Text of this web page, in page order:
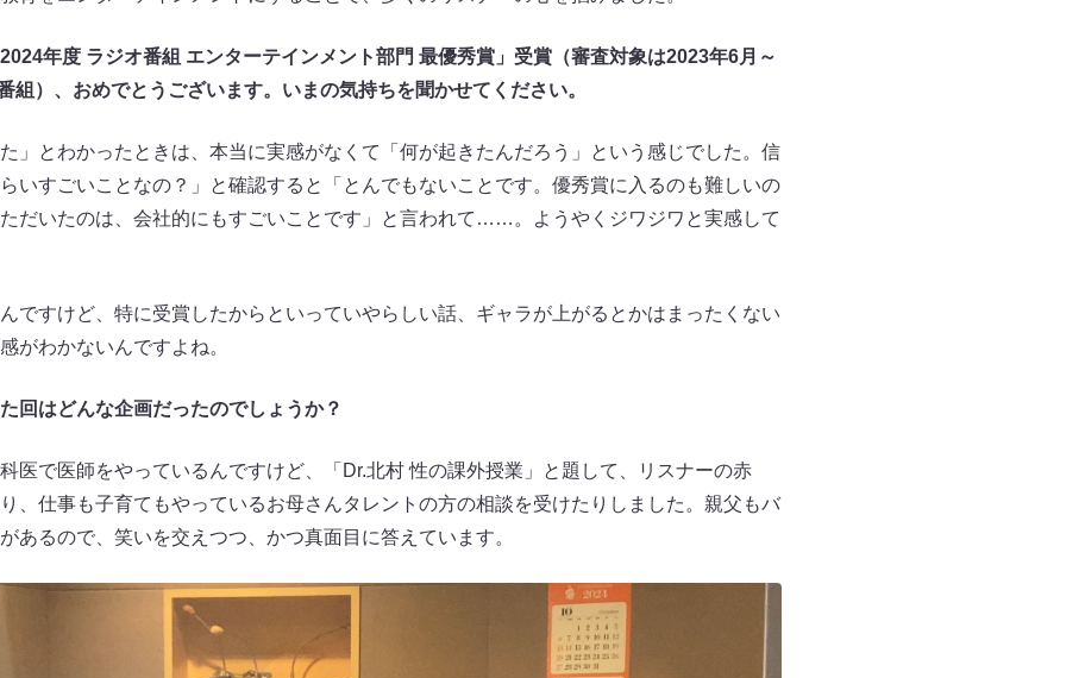
年度 ラジオ番組 エンターテインメント部門 最優秀賞」受賞（審査対象は2023年6月～
組） 、おめでとうございます。いまの気持ちを聞かせてください。
とわかったときは、本当に実感がなくて「何が起きたんだろう」という感じでした。信
いすごいことなの？」と確認すると「とんでもないことです。優秀賞に入るのも難しいの
だいたのは、会社的にもすごいことです」と言われて……。ようやくジワジワと実感して
すけど、特に受賞したからといっていやらしい話、ギャラが上がるとかはまったくない
がわかないんですよね。
はどんな企画だったのでしょうか？
で医師をやっているんですけど、「Dr.北村 性の課外授業」と題して、リスナーの赤
、仕事も子育てもやっているお母さんタレントの方の相談を受けたりしました。親父もバ
あるので、笑いを交えつつ、かつ真面目に答えています。